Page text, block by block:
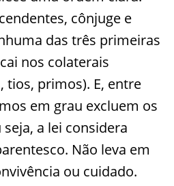
cônjuge e
das três primeiras
nos colaterais
tios, primos). E, entre
em grau excluem os
a lei considera
Não leva em
ou cuidado.